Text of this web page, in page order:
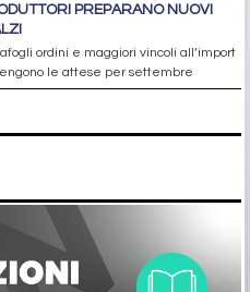
PREPARANO NUOVI
ordini e maggiori vincoli all’import
le attese per settembre